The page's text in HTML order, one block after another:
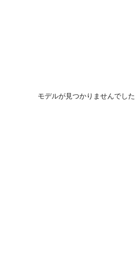
モデルが見つかりませんでした